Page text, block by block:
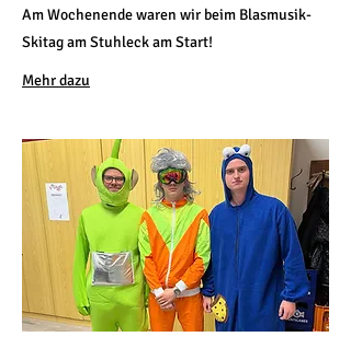
Am Wochenende waren wir beim Blasmusik-
Skitag am Stuhleck am Start!
Mehr dazu